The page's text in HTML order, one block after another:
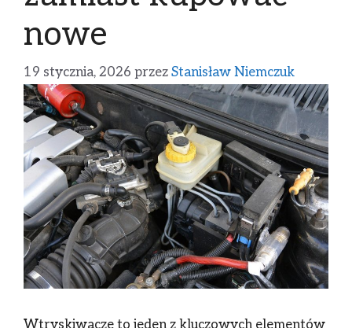
nowe
19 stycznia, 2026 przez Stanisław Niemczuk